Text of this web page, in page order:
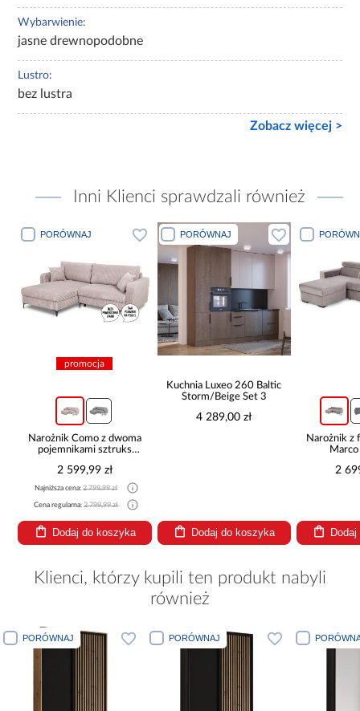
Wybarwienie:
jasne drewnopodobne
Lustro:
bez lustra
Zobacz więcej >
Inni Klienci sprawdzali również
PORÓWNAJ
promocja
Narożnik Como z dwoma
pojemnikami sztruks
2 599,99 zł
Najniższa cena:2 799,99 zł
Cena regularna:2 799,99 zł
Dodaj do koszyka
PORÓWNAJ
Kuchnia Luxeo 260 Baltic
Storm/Beige Set 3
4 289,00 zł
Dodaj do koszyka
Narożnik z
2
Klienci, którzy kupili ten produkt nabyli
również
PORÓWNAJ PORÓWNAJ